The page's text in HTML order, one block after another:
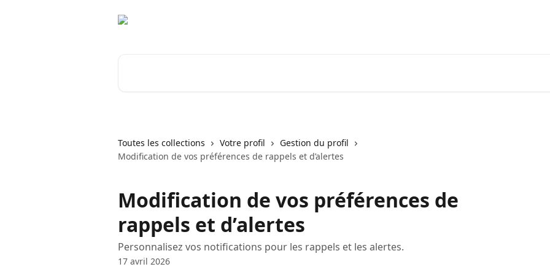
Toutes les collections Votre profil
Gestion du profil
Modification de vos préférences de rappels et d’alertes
Modification de vos préférences de
rappels et d’alertes
Personnalisez vos notifications pour les rappels et les alertes.
17 avril 2026